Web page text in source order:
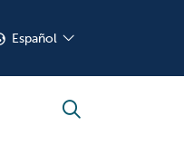
Español
buscar